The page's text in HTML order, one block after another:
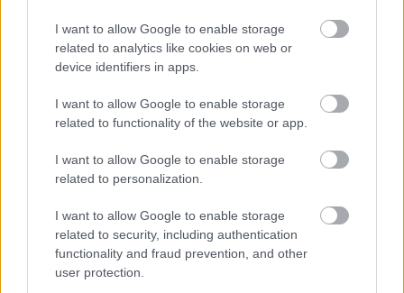
I want to allow Google to enable storage
related to analytics like cookies on web or
device identifiers in apps.
I want to allow Google to enable storage
related to functionality of the website or app.
I want to allow Google to enable storage
related to personalization.
I want to allow Google to enable storage
related to security, including authentication
functionality and fraud prevention, and other
user protection.
1 napja
Óriási bevétel-visszaesést könyvelhetett el az F1 a
második negyedévben